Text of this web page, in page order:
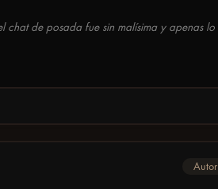
de posada fue sin malísima y apenas lo
Autor